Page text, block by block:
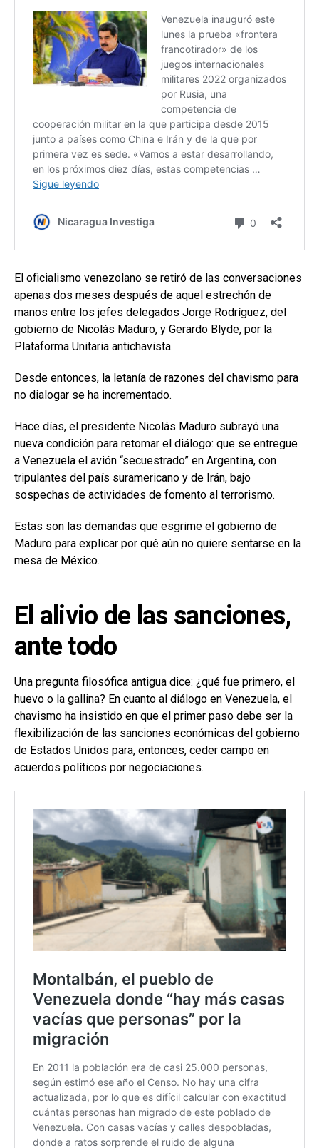
El oficialismo venezolano se retiró de las conversaciones
apenas dos meses después de aquel estrechón de
manos entre los jefes delegados Jorge Rodríguez, del
gobierno de Nicolás Maduro, y Gerardo Blyde, por la
Plataforma Unitaria antichavista.
Desde entonces, la letanía de razones del chavismo para
no dialogar se ha incrementado.
Hace días, el presidente Nicolás Maduro subrayó una
nueva condición para retomar el diálogo: que se entregue
a Venezuela el avión “secuestrado” en Argentina, con
tripulantes del país suramericano y de Irán, bajo
sospechas de actividades de fomento al terrorismo.
Estas son las demandas que esgrime el gobierno de
Maduro para explicar por qué aún no quiere sentarse en la
mesa de México.
El alivio de las sanciones,
ante todo
Una pregunta filosófica antigua dice: ¿qué fue primero, el
huevo o la gallina? En cuanto al diálogo en Venezuela, el
chavismo ha insistido en que el primer paso debe ser la
flexibilización de las sanciones económicas del gobierno
de Estados Unidos para, entonces, ceder campo en
acuerdos políticos por negociaciones.